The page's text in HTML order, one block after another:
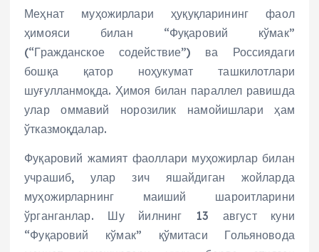
Меҳнат муҳожирлари ҳуқуқларининг фаол
ҳимояси билан “Фуқаровий кўмак”
(“Гражданское содействие”) ва Россиядаги
бошқа қатор ноҳукумат ташкилотлари
шуғулланмоқда. Ҳимоя билан параллел равишда
улар оммавий норозилик намойишлари ҳам
ўтказмоқдалар.
Фуқаровий жамият фаоллари муҳожирлар билан
учрашиб, улар зич яшайдиган жойларда
муҳожирларнинг маиший шароитларини
ўрганганлар. Шу йилнинг 13 август куни
“Фуқаровий кўмак” қўмитаси Гольяновода